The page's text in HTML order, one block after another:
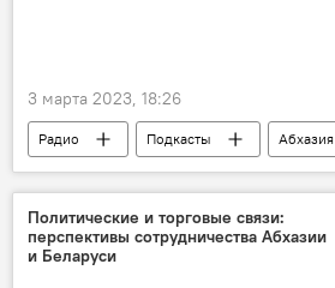
3 марта 2023, 18:26
Радио Подкасты
Абхазия
цветы
мимоза
Политические и торговые связи:
перспективы сотрудничества Абхазии
и Беларуси